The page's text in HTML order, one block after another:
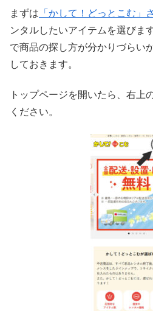
まずは 「かして！どっとこむ」
ンタルしたいアイテムを選びま
で商品の探し方が分かりづらい
しておきます。
トップページを開いたら、右上
ください。